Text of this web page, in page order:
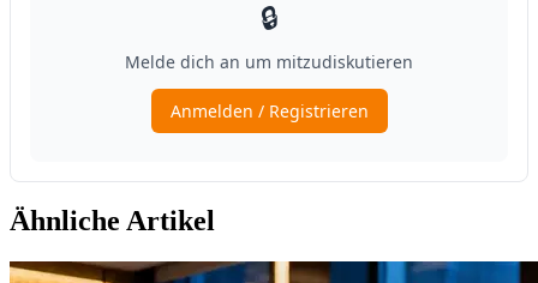
Ähnliche Artikel